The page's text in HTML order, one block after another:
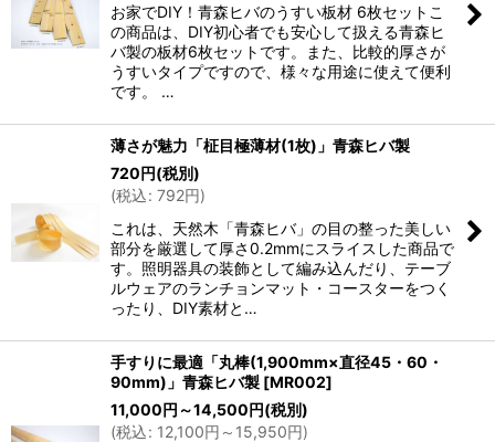
お家でDIY！青森ヒバのうすい板材 6枚セットこ
の商品は、DIY初心者でも安心して扱える青森ヒ
バ製の板材6枚セットです。また、比較的厚さが
うすいタイプですので、様々な用途に使えて便利
です。 …
薄さが魅力「柾目極薄材(1枚)」青森ヒバ製
720円(税別)
(税込: 792円)
これは、天然木「青森ヒバ」の目の整った美しい
部分を厳選して厚さ0.2mmにスライスした商品で
す。照明器具の装飾として編み込んだり、テーブ
ルウェアのランチョンマット・コースターをつく
ったり、DIY素材と…
手すりに最適「丸棒(1,900mm×直径45・60・
90mm)」青森ヒバ製 [MR002]
11,000円 ～14,500円(税別)
(税込: 12,100円 ～15,950円)